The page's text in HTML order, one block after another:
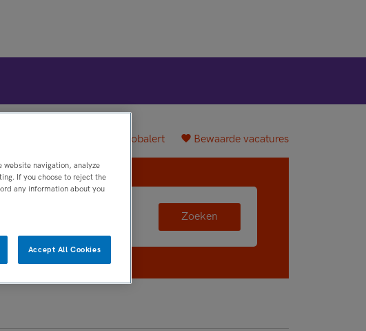
Jobalert Bewaarde vacatures
Zoeken
website navigation, analyze
If you choose to reject the
any information about you
Accept All Cookies